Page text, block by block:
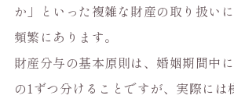
か」といった複雑な財産の取り扱い
頻繁にあります。
財産分与の基本原則は、婚姻期間中
の1ずつ分けることですが、実際には